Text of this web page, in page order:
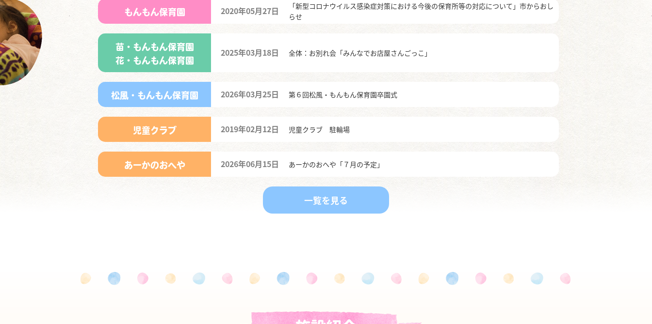
もんもん保育園 2020年05月27日
「新型コロナウイルス感染症対策における今後の保育所等の対応について」市からおし
らせ
苗・もんもん保育園
花・もんもん保育園
2025年03月18日 全体：お別れ会「みんなでお店屋さんごっこ」
松風・もんもん保育園 2026年03月25日 第６回松風・もんもん保育園卒園式
児童クラブ 2019年02月12日 児童クラブ 駐輪場
あーかのおへや 2026年06月15日 あーかのおへや「７月の予定」
一覧を見る